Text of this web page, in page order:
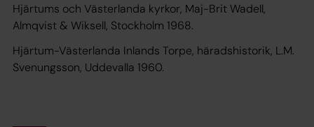
Hjärtums och Västerlanda kyrkor, Maj-Brit Wadell,
Almqvist & Wiksell, Stockholm 1968.
Hjärtum-Västerlanda Inlands Torpe, häradshistorik, L.M.
Svenungsson, Uddevalla 1960.